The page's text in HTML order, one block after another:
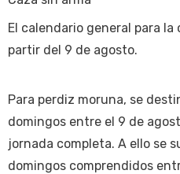
El calendario general para la
partir del 9 de agosto.
Para perdiz moruna, se
domingos entre el 9 de
jornada completa. A ello se
domingos comprendidos